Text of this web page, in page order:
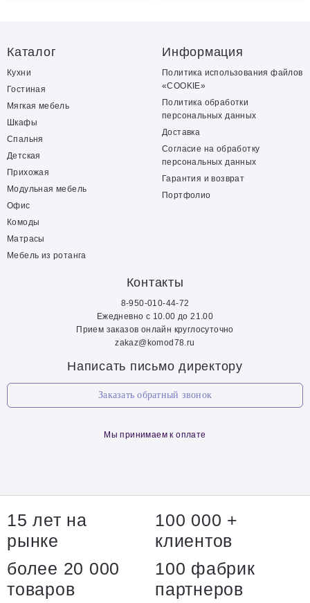
Каталог
Кухни
Гостиная
Мягкая мебель
Шкафы
Спальня
Детская
Прихожая
Модульная мебель
Офис
Комоды
Матрасы
Мебель из ротанга
Информация
Политика использования файлов
«COOKIE»
Политика обработки
персональных данных
Доставка
Согласие на обработку
персональных данных
Гарантия и возврат
Портфолио
Контакты
8-950-010-44-72
Ежедневно с 10.00 до 21.00
Прием заказов онлайн круглосуточно
zakaz@komod78.ru
Написать письмо директору
Заказать обратный звонок
Мы принимаем к оплате
15 лет на
рынке
100 000 +
клиентов
более 20 000
товаров
100 фабрик
партнеров